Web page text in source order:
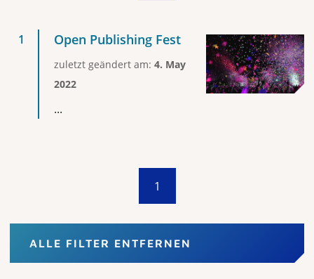
Open Publishing Fest
zuletzt geändert am: 4. May
2022
...
1
ALLE FILTER ENTFERNEN